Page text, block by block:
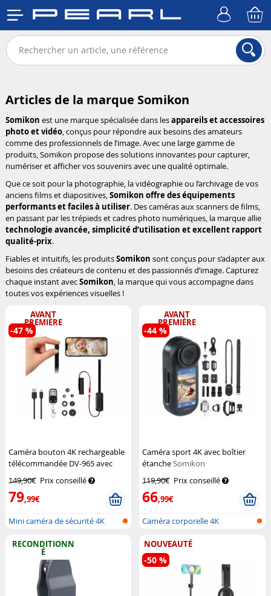
Articles de la marque Somikon
Somikon est une marque spécialisée dans lesappareils et accessoires
photo et vidéo, conçus pour répondre aux besoins des amateurs
comme des professionnels de l’image. Avec une large gamme de
produits, Somikon propose des solutions innovantes pour capturer,
numériser et afficher vos souvenirs avec une qualité optimale.
Que ce soit pour la photographie, la vidéographie ou l’archivage de vos
anciens films et diapositives,Somikon offre des équipements
performants et faciles à utiliser. Des caméras aux scanners de films,
en passant par les trépieds et cadres photo numériques, la marque allie
technologie avancée, simplicité d’utilisation et excellent rapport
qualité-prix.
Fiables et intuitifs, les produitsSomikon sont conçus pour s’adapter aux
besoins des créateurs de contenu et des passionnés d’image. Capturez
chaque instant avecSomikon , la marque qui vous accompagne dans
toutes vos expériences visuelles !
AVANT
PREMIÈRE
Caméra bouton 4K rechargeable
télécommandée DV-965 avec
Somikon
149,90€ Prix conseillé
79,99€
-47 %
Mini caméra de sécurité 4K
AVANT
PREMIÈRE
Caméra sport 4K avec boîtier
étancheSomikon
119,90€ Prix conseillé
66,99€
-44 %
Caméra corporelle 4K
RECONDITIONN
É
NOUVEAUTÉ
-50 %